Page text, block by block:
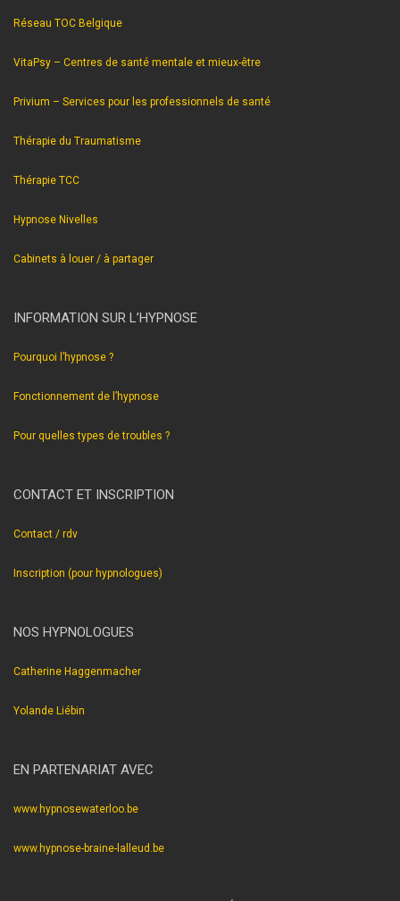
Réseau TOC Belgique
VitaPsy – Centres de santé mentale et mieux-être
Privium – Services pour les professionnels de santé
Thérapie du Traumatisme
Thérapie TCC
Hypnose Nivelles
Cabinets à louer / à partager
INFORMATION SUR L’HYPNOSE
Pourquoi l’hypnose ?
Fonctionnement de l’hypnose
Pour quelles types de troubles ?
CONTACT ET INSCRIPTION
Contact / rdv
Inscription (pour hypnologues)
NOS HYPNOLOGUES
Catherine Haggenmacher
Yolande Liébin
EN PARTENARIAT AVEC
www.hypnosewaterloo.be
www.hypnose-braine-lalleud.be